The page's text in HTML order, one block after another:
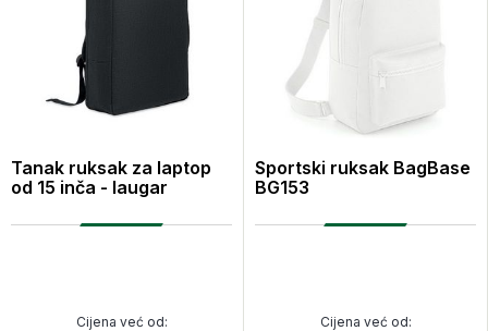
Tanak ruksak za laptop
od 15 inča - laugar
Cijena već od:
Sportski ruksak BagBase
BG153
Cijena već od: